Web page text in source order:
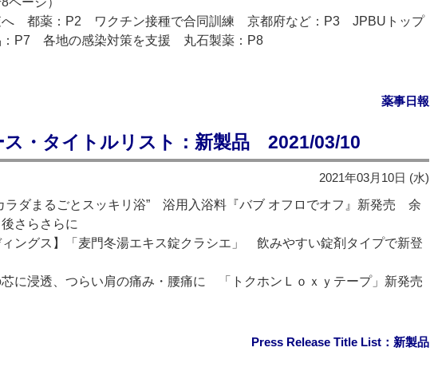
へ 都薬：P2 ワクチン接種で合同訓練 京都府など：P3 JPBUトップ
P7 各地の感染対策を支援 丸石製薬：P8
薬事日報
ス・タイトルリスト：新製品 2021/03/10
2021年03月10日 (水)
ラダまるごとスッキリ浴” 浴用入浴料『バブ オフロでオフ』新発売 余
さらさらに
ィングス】「麦門冬湯エキス錠クラシエ」 飲みやすい錠剤タイプで新登
芯に浸透、つらい肩の痛み・腰痛に 「トクホンＬｏｘｙテープ」新発売
Press Release Title List：新製品